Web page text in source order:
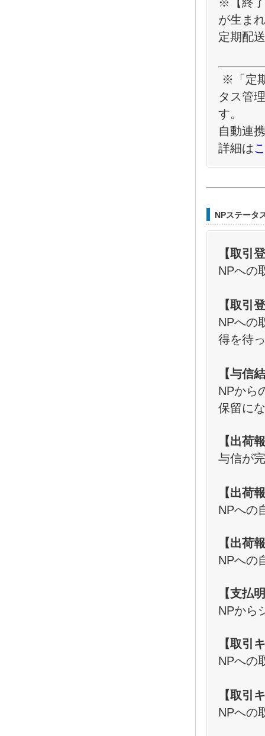
が生ま
定期配
※「定
タス管
す。
自動連
詳細は
NPステータ
【取引
NPへの
【取引
NPへの
得を待
【与信
NPから
保留に
【出荷
与信が
【出荷
NPへの
【出荷
NPへの
【支払
NPから
【取引
NPへの
【取引
NPへの